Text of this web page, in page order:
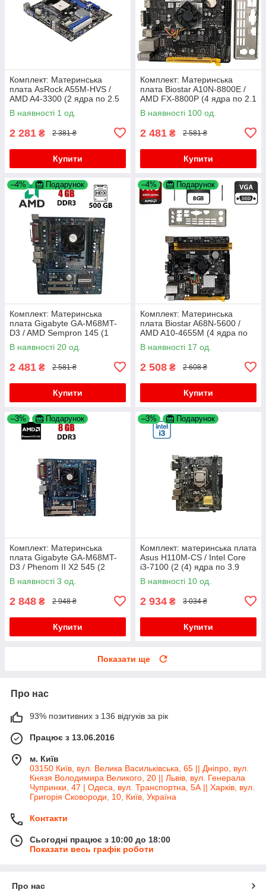
Комплект: Материнська
плата AsRock A55M-HVS /
AMD A4-3300 (2 ядра по 2.5
GHz) / FM1 / 4 GB DDR3 /
AMD Radeon HD 6410D +
В наявності 1 од.
2 281 ₴ 2 381 ₴
Купити
Комплект: Материнська
плата Biostar A10N-8800E /
AMD FX-8800P (4 ядра по 2.1
- 3.4 GHz) / Socket FP4 /
Задня заглушка
В наявності 100 од.
2 481 ₴ 2 581 ₴
Купити
–4% Подарунок
Комплект: Материнська
плата Gigabyte GA-M68MT-
D3 / AMD Sempron 145 (1
ядро по 2.8 GHz) / 4 GB
DDR3 / 500 GB HDD / NVIDIA
В наявності 20 од.
2 481 ₴ 2 581 ₴
Купити
–4% Подарунок
Комплект: Материнська
плата Biostar A68N-5600 /
AMD A10-4655M (4 ядра по
2.0 - 2.8 GHz) / 8 GB DDR3 /
Socket FP2 / Задня заглушка
В наявності 17 од.
2 508 ₴ 2 608 ₴
Купити
–3% Подарунок
Комплект: Материнська
плата Gigabyte GA-M68MT-
D3 / Phenom II X2 545 (2
ядра по 3.0 GHz) / 8 GB
DDR3 / Intel HD Graphics
В наявності 3 од.
2 848 ₴ 2 948 ₴
Купити
–3% Подарунок
Комплект: материнська плата
Asus H110M-CS / Intel Core
i3-7100 (2 (4) ядра по 3.9
GHz) / Intel HD Graphics 630 /
Socket LGA1151 /
В наявності 10 од.
2 934 ₴ 3 034 ₴
Купити
Показати ще
Про нас
93% позитивних з 136 відгуків за рік
Працює з 13.06.2016
м. Київ
03150 Київ, вул. Велика Васильківська, 65 || Дніпро, вул.
Князя Володимира Великого, 20 || Львів, вул. Генерала
Чупринки, 47 | Одеса, вул. Транспортна, 5А || Харків, вул.
Григорія Сковороди, 10, Київ, Україна
Контакти
Сьогодні працює з 10:00 до 18:00
Показати весь графік роботи
Про нас